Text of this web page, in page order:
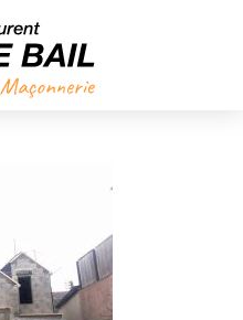
DE MAISON